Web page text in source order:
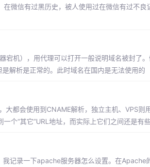
微信有过黑历史，被人使用过在微信有过不
宕机），用代理可以打开一般说明域名被封了
解析是正常的。此时域名在国内是无法使用的
大都会使用到CNAME解析，独立主机、VPS则
个“其它”URL地址，而实际上它们之间还是有
记录一下apache服务器怎么设置。在